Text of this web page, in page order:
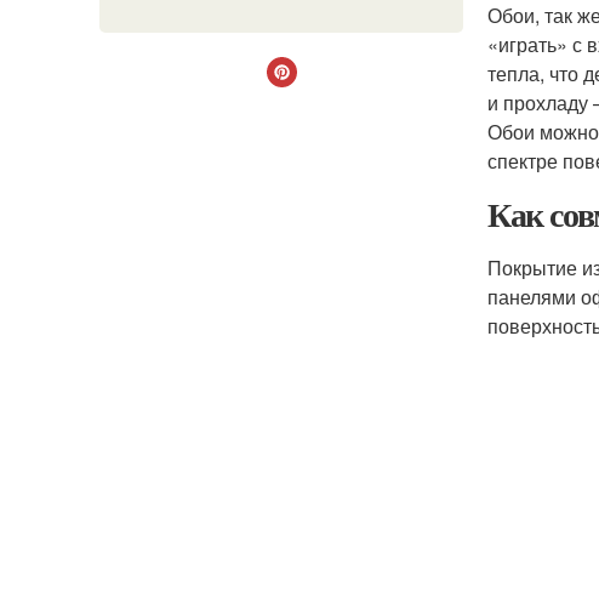
Обои, так
«играть» с
тепла, что
и прохладу
Обои можно
спектре
Как
Покрытие
панелями